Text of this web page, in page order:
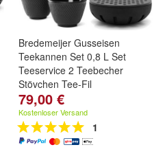
Bredemeijer Gusseisen
Teekannen Set 0,8 L Set
Teeservice 2 Teebecher
Stövchen Tee-Fil
79,00 €
Kostenloser Versand
1